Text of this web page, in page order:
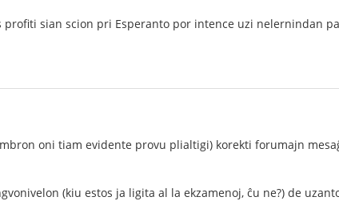
sian scion pri Esperanto por intence uzi nelernindan
oni tiam evidente provu plialtigi) korekti forumajn
(kiu estos ja ligita al la ekzamenoj, ĉu ne?) de